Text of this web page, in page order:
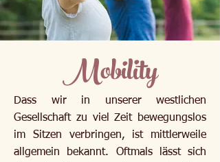
Mobility
Dass wir in unserer westlichen
Gesellschaft zu viel Zeit bewegungslos
im Sitzen verbringen, ist mittlerweile
allgemein bekannt. Oftmals lässt sich